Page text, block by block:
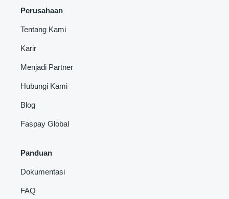
Perusahaan
Tentang Kami
Karir
Menjadi Partner
Hubungi Kami
Blog
Faspay Global
Panduan
Dokumentasi
FAQ